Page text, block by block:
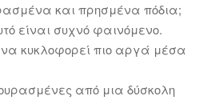
και πρησμένα πόδια;
είναι συχνό φαινόμενο.
κυκλοφορεί πιο αργά μέσα
από μια δύσκολη